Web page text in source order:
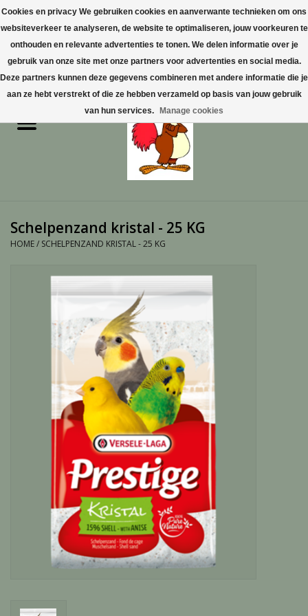
0 Artikelen - €0,00
Home
Vogelproducten aanschaffen
in Limburg
Knaagdieren
Hoefdieren
Diversen producten
Tuin Benodigdheden
Schelpenzand kristal - 25 KG
HOME/ SCHELPENZAND KRISTAL - 25 KG
Cookies en privacy We gebruiken cookies en aanverwante technieken om ons
websiteverkeer te analyseren, de website te optimaliseren, jouw voorkeuren te
onthouden en relevante advertenties te tonen. We delen informatie over je
gebruik van onze site met onze partners voor advertenties en social media.
Deze partners kunnen deze gegevens combineren met andere informatie die je
aan ze hebt verstrekt of die ze hebben verzameld op basis van jouw gebruik
van hun services.
Manage cookies